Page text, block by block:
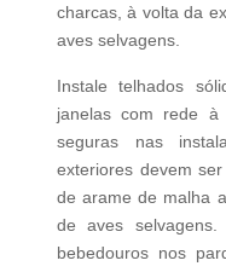
charcas, à volta da
aves selvagens.
Instale telhados
janelas com rede
seguras nas
exteriores devem
de arame de malha
de aves
bebedouros nos